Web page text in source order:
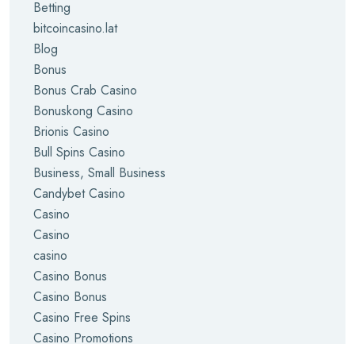
Betting
bitcoincasino.lat
Blog
Bonus
Bonus Crab Casino
Bonuskong Casino
Brionis Casino
Bull Spins Casino
Business, Small Business
Candybet Casino
Casino
Casino
casino
Casino Bonus
Casino Bonus
Casino Free Spins
Casino Promotions